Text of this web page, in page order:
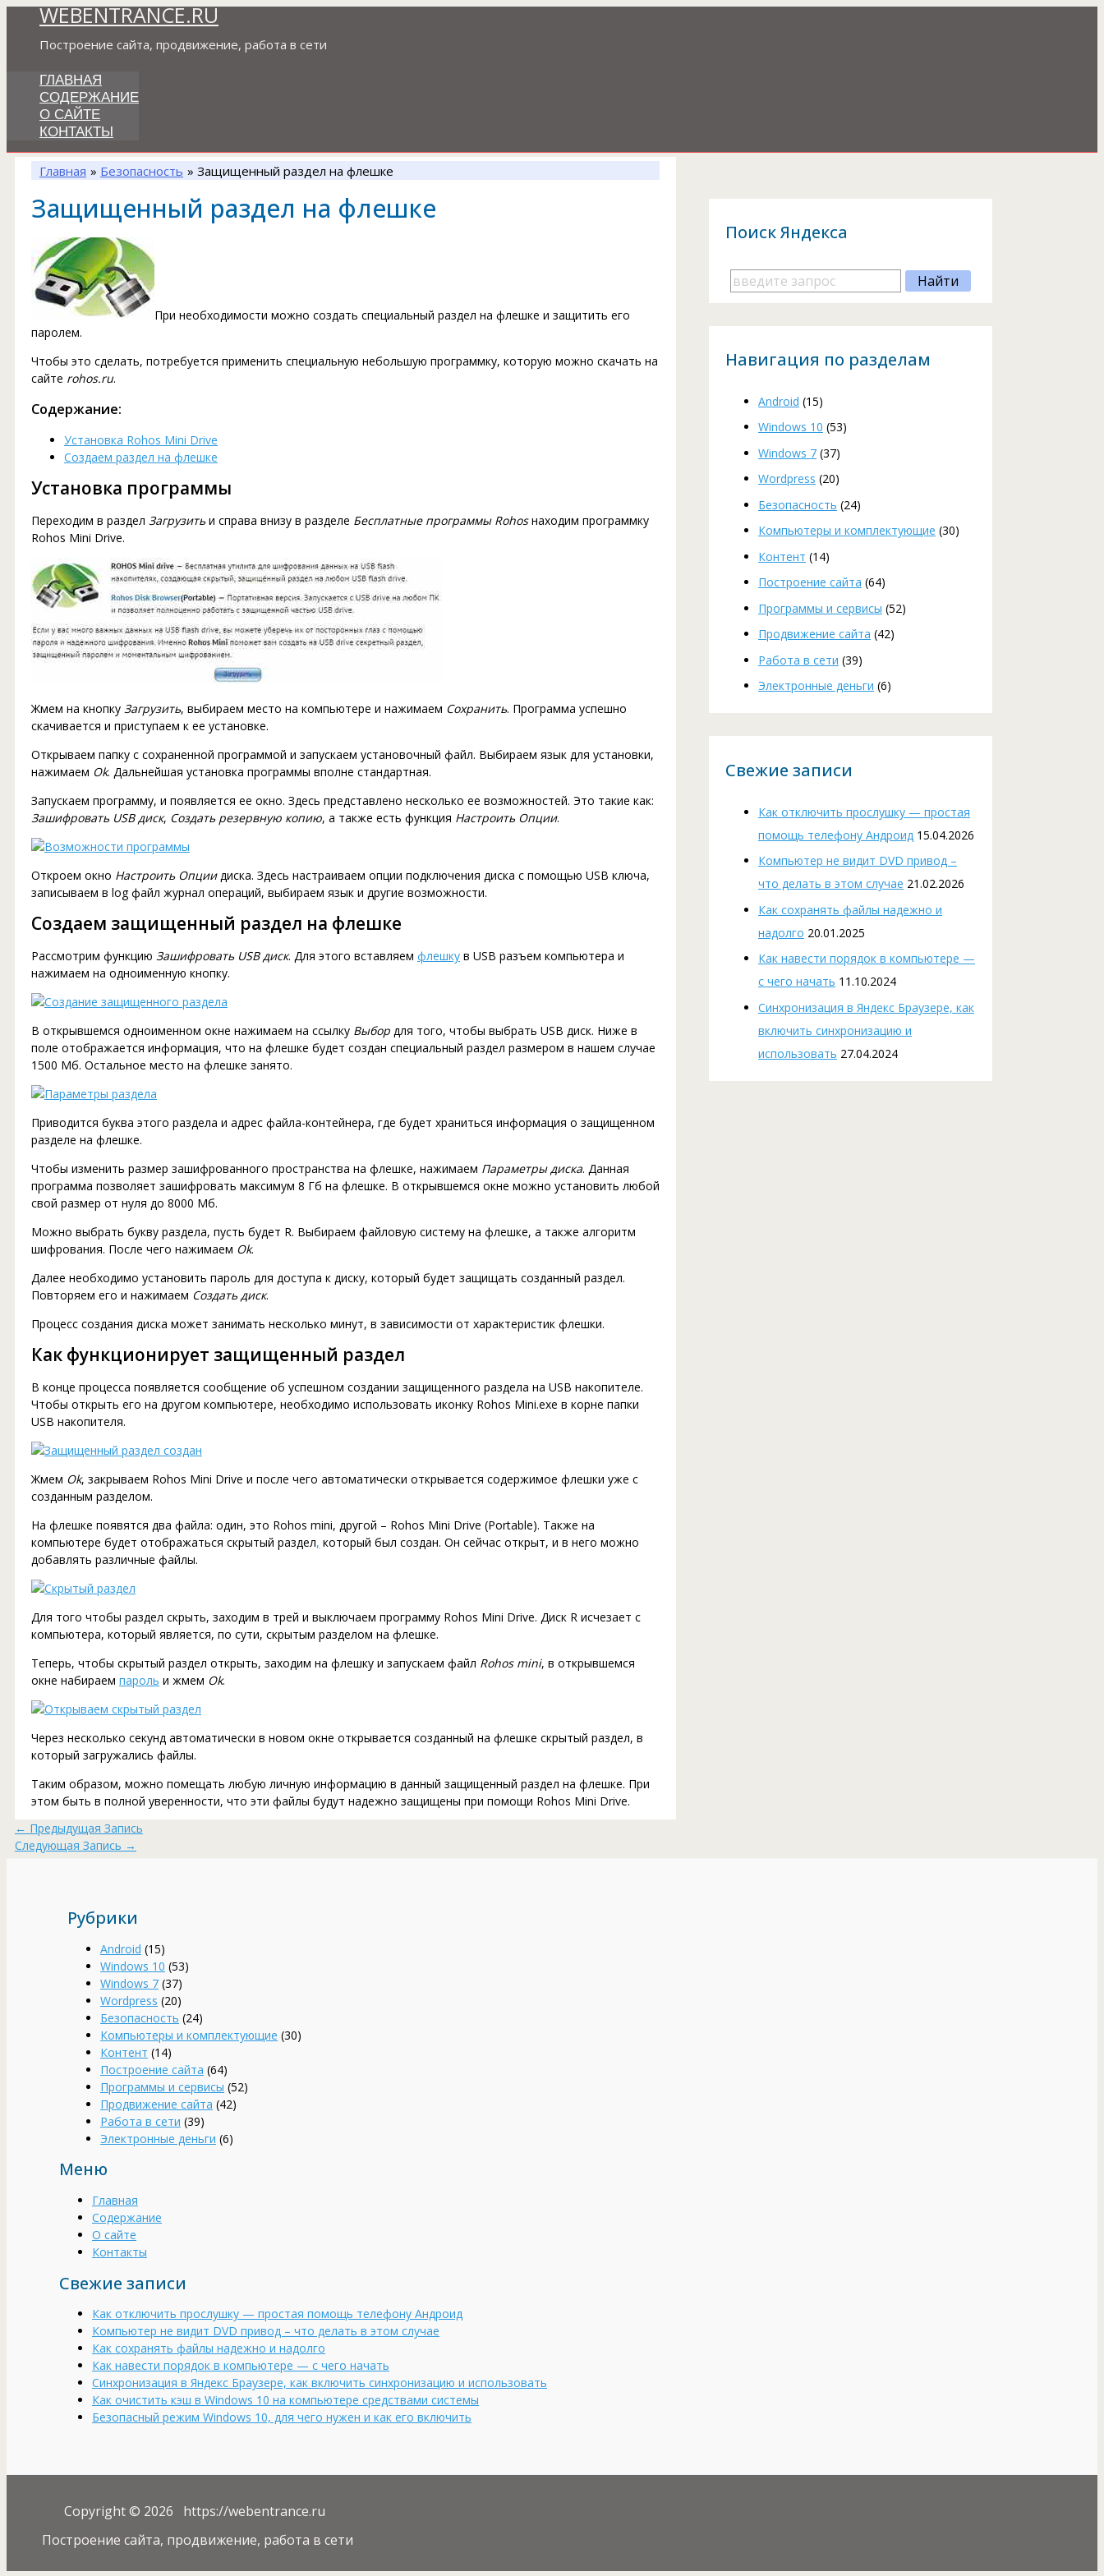
Перейти
содержимому
WEBENTRANCE.RU
Построение сайта, продвижение, работа в сети
ГЛАВНАЯ
СОДЕРЖАНИЕ
О САЙТЕ
КОНТАКТЫ
Главная Безопасность Защищенный раздел на флешке
Защищенный раздел на флешке
При необходимости можно создать специальный раздел на флешке и защитить его
паролем.
Чтобы это сделать, потребуется применить специальную небольшую программку, которую можно скачать на
сайте rohos.ru.
Содержание:
Установка Rohos Mini Drive
Создаем раздел на флешке
Установка программы
Переходим в раздел Загрузитьи справа внизу в разделе Бесплатные программы Rohosнаходим программку
Rohos Mini Drive.
Жмем на кнопку Загрузить, выбираем место на компьютере и нажимаем Сохранить. Программа успешно
скачивается и приступаем к ее установке.
Открываем папку с сохраненной программой и запускаем установочный файл. Выбираем язык для установки,
нажимаем Ok. Дальнейшая установка программы вполне стандартная.
Запускаем программу, и появляется ее окно. Здесь представлено несколько ее возможностей. Это такие как:
Зашифровать USB диск, Создать резервную копию, а также есть функция Настроить Опции.
Откроем окно Настроить Опциидиска. Здесь настраиваем опции подключения диска с помощью USB ключа,
записываем в log файл журнал операций, выбираем язык и другие возможности.
Создаем защищенный раздел на флешке
Рассмотрим функцию Зашифровать USB диск. Для этого вставляем флешку в USB разъем компьютера и
нажимаем на одноименную кнопку.
В открывшемся одноименном окне нажимаем на ссылку Выбор для того, чтобы выбрать USB диск. Ниже в
поле отображается информация, что на флешке будет создан специальный раздел размером в нашем случае
1500 Мб. Остальное место на флешке занято.
Приводится буква этого раздела и адрес файла-контейнера, где будет храниться информация о защищенном
разделе на флешке.
Чтобы изменить размер зашифрованного пространства на флешке, нажимаем Параметры диска. Данная
программа позволяет зашифровать максимум 8 Гб на флешке. В открывшемся окне можно установить любой
свой размер от нуля до 8000 Мб.
Можно выбрать букву раздела, пусть будет R. Выбираем файловую систему на флешке, а также алгоритм
шифрования. После чего нажимаем Ok.
Далее необходимо установить пароль для доступа к диску, который будет защищать созданный раздел.
Повторяем его и нажимаем Создать диск.
Процесс создания диска может занимать несколько минут, в зависимости от характеристик флешки.
Как функционирует защищенный раздел
В конце процесса появляется сообщение об успешном создании защищенного раздела на USB накопителе.
Чтобы открыть его на другом компьютере, необходимо использовать иконку Rohos Mini.exe в корне папки
USB накопителя.
Жмем Ok, закрываем Rohos Mini Drive и после чего автоматически открывается содержимое флешки уже с
созданным разделом.
На флешке появятся два файла: один, это Rohos mini, другой – Rohos Mini Drive (Portable). Также на
компьютере будет отображаться скрытый раздел, который был создан. Он сейчас открыт, и в него можно
добавлять различные файлы.
Для того чтобы раздел скрыть, заходим в трей и выключаем программу Rohos Mini Drive. Диск R исчезает с
компьютера, который является, по сути, скрытым разделом на флешке.
Теперь, чтобы скрытый раздел открыть, заходим на флешку и запускаем файл Rohos mini, в открывшемся
окне набираем пароль и жмем Ok.
Через несколько секунд автоматически в новом окне открывается созданный на флешке скрытый раздел, в
который загружались файлы.
Таким образом, можно помещать любую личную информацию в данный защищенный раздел на флешке. При
этом быть в полной уверенности, что эти файлы будут надежно защищены при помощи Rohos Mini Drive.
← Предыдущая Запись
Следующая Запись →
Поиск Яндекса
Навигация по разделам
Android (15)
Windows 10 (53)
Windows 7 (37)
Wordpress (20)
Безопасность (24)
Компьютеры и комплектующие (30)
Контент (14)
Построение сайта (64)
Программы и сервисы (52)
Продвижение сайта (42)
Работа в сети (39)
Электронные деньги (6)
Свежие записи
Как отключить прослушку — простая
помощь телефону Андроид 15.04.2026
Компьютер не видит DVD привод –
что делать в этом случае 21.02.2026
Как сохранять файлы надежно и
надолго 20.01.2025
Как навести порядок в компьютере —
с чего начать 11.10.2024
Cинхронизация в Яндекс Браузере, как
включить синхронизацию и
использовать 27.04.2024
Рубрики
Android (15)
Windows 10 (53)
Windows 7 (37)
Wordpress (20)
Безопасность (24)
Компьютеры и комплектующие (30)
Контент (14)
Построение сайта (64)
Программы и сервисы (52)
Продвижение сайта (42)
Работа в сети (39)
Электронные деньги (6)
Меню
Главная
Содержание
О сайте
Контакты
Свежие записи
Как отключить прослушку — простая помощь телефону Андроид
Компьютер не видит DVD привод – что делать в этом случае
Как сохранять файлы надежно и надолго
Как навести порядок в компьютере — с чего начать
Cинхронизация в Яндекс Браузере, как включить синхронизацию и использовать
Как очистить кэш в Windows 10 на компьютере средствами системы
Безопасный режим Windows 10, для чего нужен и как его включить
Copyright © 2026 https://webentrance.ru
Построение сайта, продвижение, работа в сети